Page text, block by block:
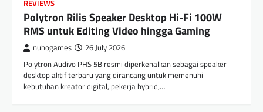
REVIEWS
Polytron Rilis Speaker Desktop Hi-Fi 100W
RMS untuk Editing Video hingga Gaming
nuhogames 26 July 2026
Polytron Audivo PHS 5B resmi diperkenalkan sebagai speaker
desktop aktif terbaru yang dirancang untuk memenuhi
kebutuhan kreator digital, pekerja hybrid,…